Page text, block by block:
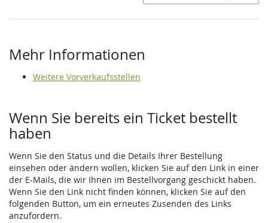
Mehr Informationen
Weitere Vorverkaufsstellen
Wenn Sie bereits ein Ticket bestellt
haben
Wenn Sie den Status und die Details Ihrer Bestellung
einsehen oder ändern wollen, klicken Sie auf den Link in einer
der E-Mails, die wir Ihnen im Bestellvorgang geschickt haben.
Wenn Sie den Link nicht finden können, klicken Sie auf den
folgenden Button, um ein erneutes Zusenden des Links
anzufordern.